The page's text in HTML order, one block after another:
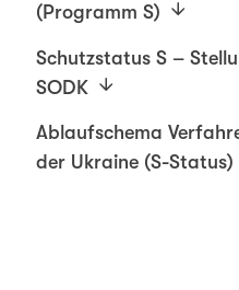
(Programm S)
Schutzstatus S –
SODK
Ablaufschema
der Ukraine (S-Status)